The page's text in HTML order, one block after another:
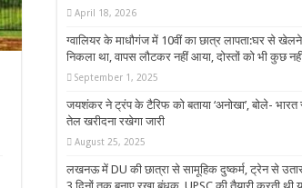
April 18, 2026
ग्वालियर के माधौगंज में 10वीं का छात्र लापता:घर से खेलने
निकला था, वापस लौटकर नहीं आया, दोस्तों को भी कुछ
September 1, 2025
जयशंकर ने ट्रंप के टैरिफ को बताया ‘अनोखा’, बोले-
तेल खरीदना रखेगा जारी
August 25, 2025
लखनऊ में DU की छात्रा से सामूहिक दुष्कर्म, ट्रेन से